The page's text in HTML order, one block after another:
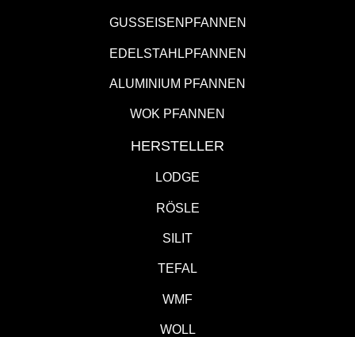
GUSSEISENPFANNEN
EDELSTAHLPFANNEN
ALUMINIUM PFANNEN
WOK PFANNEN
HERSTELLER
LODGE
RÖSLE
SILIT
TEFAL
WMF
WOLL